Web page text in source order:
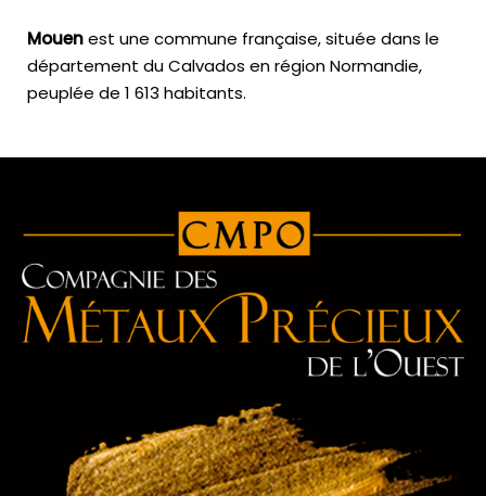
Mouenest une commune française, située dans le
département du Calvados en région Normandie,
peuplée de 1 613 habitants.